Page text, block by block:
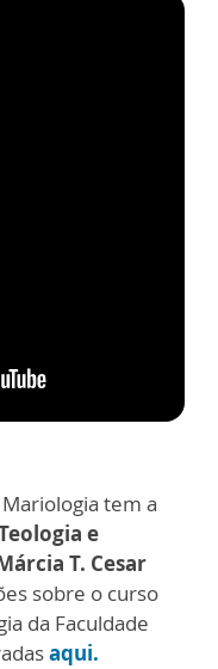
tem a
e
T. Cesar
sobre o curso
da Faculdade
aqui.